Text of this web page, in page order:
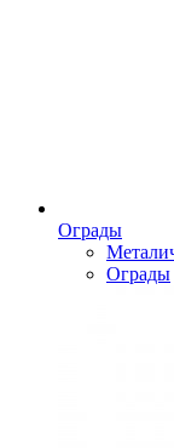
Ограды
Ограды